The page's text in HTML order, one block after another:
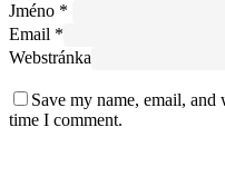
Jméno *
Email *
Webstránka
Save my name, email,
time I comment.